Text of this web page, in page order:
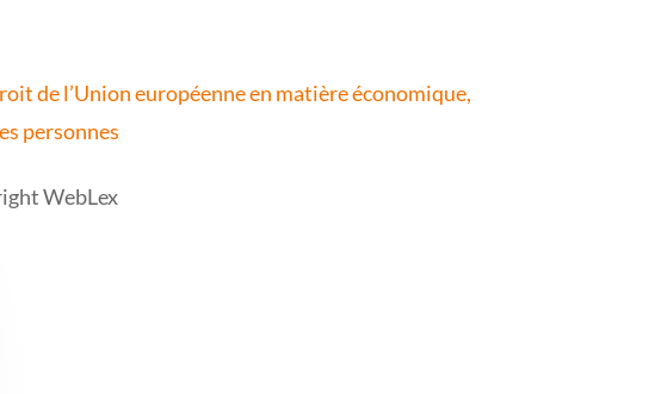
de l’Union européenne en matière économique,
personnes
WebLex